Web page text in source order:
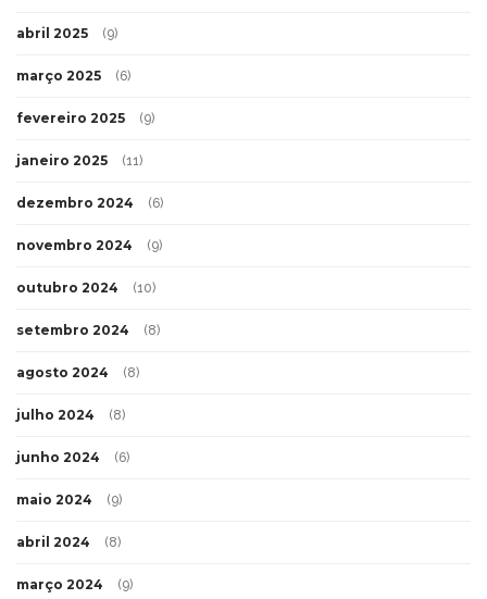
abril 2025 (9)
março 2025 (6)
fevereiro 2025 (9)
janeiro 2025 (11)
dezembro 2024 (6)
novembro 2024 (9)
outubro 2024 (10)
setembro 2024 (8)
agosto 2024 (8)
julho 2024 (8)
junho 2024 (6)
maio 2024 (9)
abril 2024 (8)
março 2024 (9)